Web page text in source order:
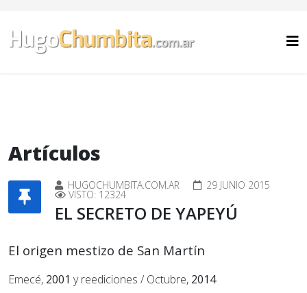
Artículos
HUGOCHUMBITA.COM.AR 29 JUNIO 2015
VISTO: 12324
EL SECRETO DE YAPEYÚ
El origen mestizo de San Martín
Emecé, 2001 y reediciones / Octubre, 2014